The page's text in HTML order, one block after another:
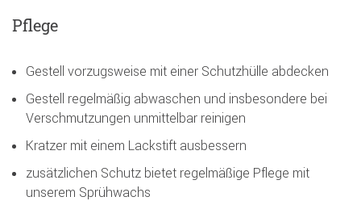
Pflege
Gestell vorzugsweise mit einer Schutzhülle abdecken
Gestell regelmäßig abwaschen und insbesondere bei
Verschmutzungen unmittelbar reinigen
Kratzer mit einem Lackstift ausbessern
zusätzlichen Schutz bietet regelmäßige Pflege mit
unserem Sprühwachs